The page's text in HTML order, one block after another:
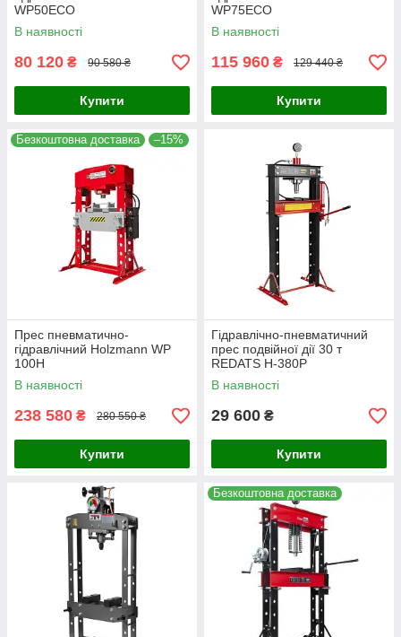
WP50ECO
В наявності
80 120 ₴ 90 580 ₴
Купити
WP75ECO
В наявності
115 960 ₴ 129 440 ₴
Купити
Безкоштовна доставка –15%
Прес пневматично-
гідравлічний Holzmann WP
100H
В наявності
238 580 ₴ 280 550 ₴
Купити
Гідравлічно-пневматичний
прес подвійної дії 30 т
REDATS H-380P
В наявності
29 600 ₴
Купити
Безкоштовна доставка